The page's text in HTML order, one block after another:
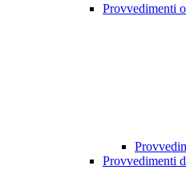
Provvedimenti
Provvedimenti